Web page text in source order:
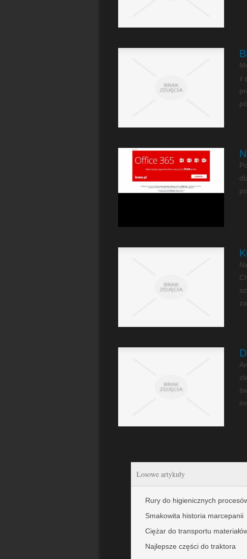
z
Losowe artykuły
Rury do higienicznych
Smakowita historia marcepanii
Ciężar do transportu
Najlepsze części do traktora